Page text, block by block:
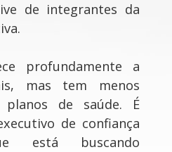
de integrantes da
profundamente a
mas tem menos
planos de saúde. É
de confiança
está buscando